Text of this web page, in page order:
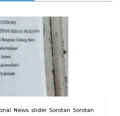
News slider Sorotan Sorotan